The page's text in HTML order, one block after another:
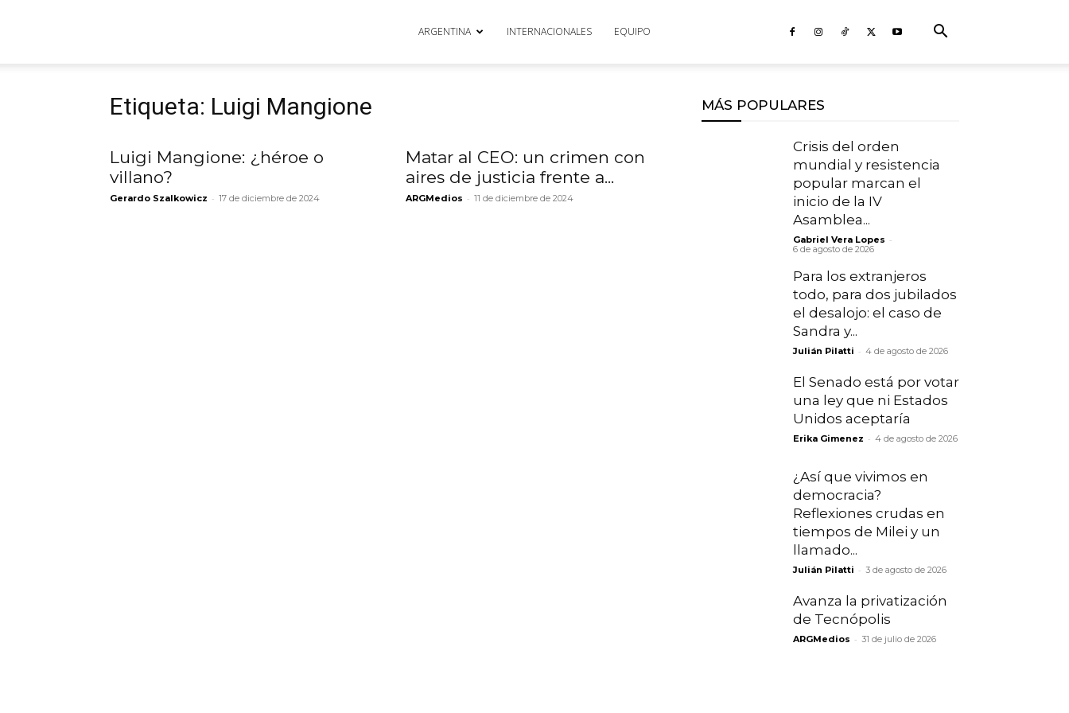
ARGENTINA INTERNACIONALES EQUIPO
Etiqueta: Luigi Mangione
Luigi Mangione: ¿héroe o
villano?
Gerardo Szalkowicz - 17 de diciembre de 2024
Matar al CEO: un crimen con
aires de justicia frente a...
ARGMedios - 11 de diciembre de 2024
MÁS POPULARES
Crisis del orden
mundial y resistencia
popular marcan el
inicio de la IV
Asamblea...
Gabriel Vera Lopes -
6 de agosto de 2026
Para los extranjeros
todo, para dos jubilados
el desalojo: el caso de
Sandra y...
Julián Pilatti - 4 de agosto de 2026
El Senado está por votar
una ley que ni Estados
Unidos aceptaría
Erika Gimenez - 4 de agosto de 2026
¿Así que vivimos en
democracia?
Reflexiones crudas en
tiempos de Milei y un
llamado...
Julián Pilatti - 3 de agosto de 2026
Avanza la privatización
de Tecnópolis
ARGMedios - 31 de julio de 2026